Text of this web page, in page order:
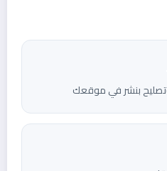
بنشر في موقعك